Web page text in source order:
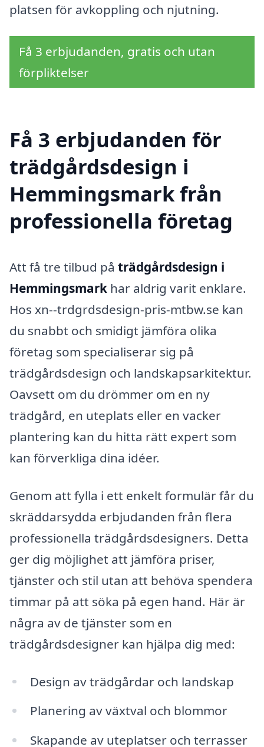
platsen för avkoppling och njutning.
Få 3 erbjudanden, gratis och utan
förpliktelser
Få 3 erbjudanden för
trädgårdsdesign i
Hemmingsmark från
professionella företag
Att få tre tilbud på trädgårdsdesign i
Hemmingsmark har aldrig varit enklare.
Hos xn--trdgrdsdesign-pris-mtbw.se kan
du snabbt och smidigt jämföra olika
företag som specialiserar sig på
trädgårdsdesign och landskapsarkitektur.
Oavsett om du drömmer om en ny
trädgård, en uteplats eller en vacker
plantering kan du hitta rätt expert som
kan förverkliga dina idéer.
Genom att fylla i ett enkelt formulär får du
skräddarsydda erbjudanden från flera
professionella trädgårdsdesigners. Detta
ger dig möjlighet att jämföra priser,
tjänster och stil utan att behöva spendera
timmar på att söka på egen hand. Här är
några av de tjänster som en
trädgårdsdesigner kan hjälpa dig med:
Design av trädgårdar och landskap
Planering av växtval och blommor
Skapande av uteplatser och terrasser